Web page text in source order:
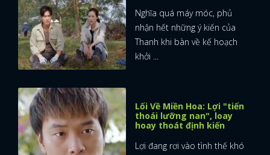
Nghĩa quá máy móc, phủ
nhận hết những ý kiến của
Thanh khi bàn về kế hoạch
khởi ...
Lối Về Miền Hoa: Lợi "tiến
thoái lưỡng nan", loay
hoay thoát định kiến
Lợi đang rơi vào tình thế khó